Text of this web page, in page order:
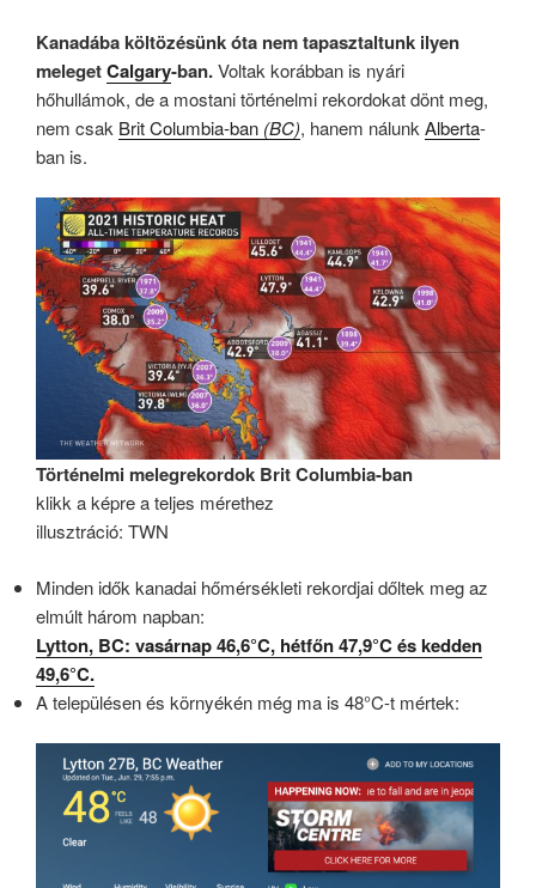
Kanadába költözésünk óta nem tapasztaltunk ilyen
melegetCalgary-ban.Voltak korábban is nyári
hőhullámok, de a mostani történelmi rekordokat dönt meg,
nem csak Brit Columbia-ban (BC), hanem nálunk Alberta-
ban is.
Történelmi melegrekordok Brit Columbia-ban
klikk a képre a teljes mérethez
illusztráció: TWN
Minden idők kanadai hőmérsékleti rekordjai dőltek meg az
elmúlt három napban:
Lytton, BC: vasárnap 46,6°C, hétfőn 47,9°C és kedden
49,6°C.
A településen és környékén még ma is 48°C-t mértek: